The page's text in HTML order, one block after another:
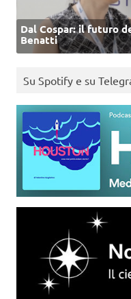
Dal Cospar: il futuro
Benatti
Su Spotify e su